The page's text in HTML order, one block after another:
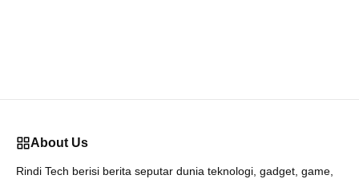
About Us
Rindi Tech berisi berita seputar dunia teknologi, gadget, game,